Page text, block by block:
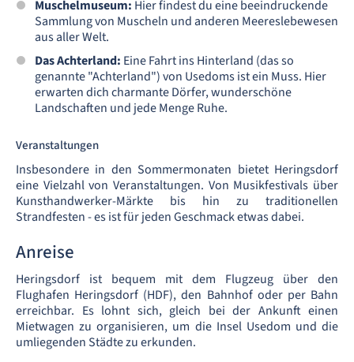
Muschelmuseum: Hier findest du eine beeindruckende
Sammlung von Muscheln und anderen Meereslebewesen
aus aller Welt.
Das Achterland: Eine Fahrt ins Hinterland (das so
genannte "Achterland") von Usedoms ist ein Muss. Hier
erwarten dich charmante Dörfer, wunderschöne
Landschaften und jede Menge Ruhe.
Veranstaltungen
Insbesondere in den Sommermonaten bietet Heringsdorf
eine Vielzahl von Veranstaltungen. Von Musikfestivals über
Kunsthandwerker-Märkte bis hin zu traditionellen
Strandfesten - es ist für jeden Geschmack etwas dabei.
Anreise
Heringsdorf ist bequem mit dem Flugzeug über den
Flughafen Heringsdorf (HDF), den Bahnhof oder per Bahn
erreichbar. Es lohnt sich, gleich bei der Ankunft einen
Mietwagen zu organisieren, um die Insel Usedom und die
umliegenden Städte zu erkunden.